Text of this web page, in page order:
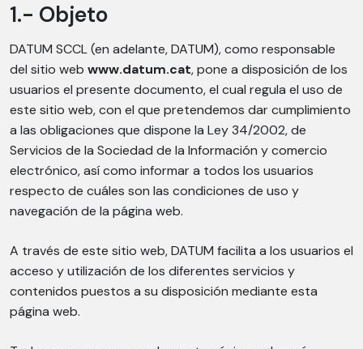
1.- Objeto
DATUM SCCL (en adelante, DATUM), como responsable
del sitio web www.datum.cat, pone a disposición de los
usuarios el presente documento, el cual regula el uso de
este sitio web, con el que pretendemos dar cumplimiento
a las obligaciones que dispone la Ley 34/2002, de
Servicios de la Sociedad de la Información y comercio
electrónico, así como informar a todos los usuarios
respecto de cuáles son las condiciones de uso y
navegación de la página web.
A través de este sitio web, DATUM facilita a los usuarios el
acceso y utilización de los diferentes servicios y
contenidos puestos a su disposición mediante esta
página web.